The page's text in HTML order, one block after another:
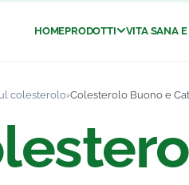
HOMEPRODOTTI
Integratore
ArmoLIPID
VITA SANA
colesterolo›Colesterolo Buono e